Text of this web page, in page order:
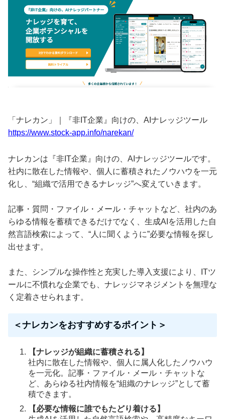
「ナレカン」｜『非IT企業』向けの、AIナレッジツール
https://www.stock-app.info/narekan/
ナレカンは『非IT企業』向けの、AIナレッジツールです。
社内に散在した情報や、個人に蓄積されたノウハウを一元
化し、“組織で活用できるナレッジ”へ変えていきます。
記事・質問・ファイル・メール・チャットなど、社内のあ
らゆる情報を蓄積できるだけでなく、生成AIを活用した自
然言語検索によって、“人に聞くように”必要な情報を探し
出せます。
また、シンプルな操作性と充実した導入支援により、ITツ
ールに不慣れな企業でも、ナレッジマネジメントを無理な
く定着させられます。
＜ナレカンをおすすめするポイント＞
【ナレッジが組織に蓄積される】
社内に散在した情報や、個人に属人化したノウハウ
を一元化。記事・ファイル・メール・チャットな
ど、あらゆる社内情報を“組織のナレッジ”として蓄
積できます。
【必要な情報に誰でもたどり着ける】